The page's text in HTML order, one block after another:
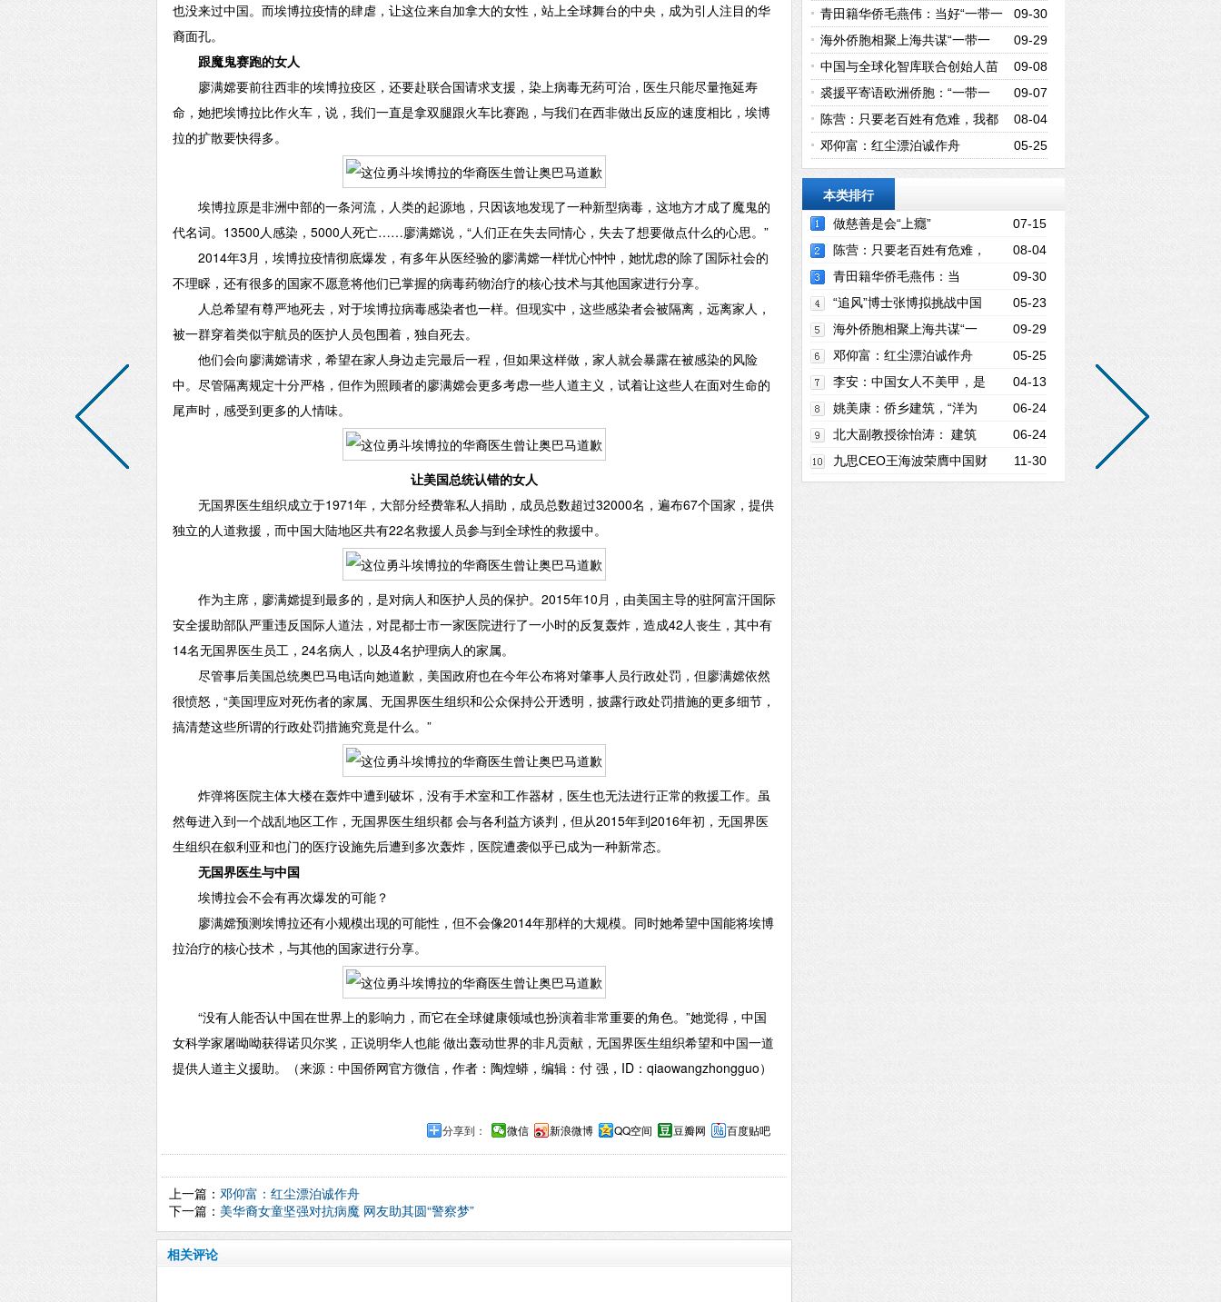
也没来过中国。而埃博拉疫情的肆虐，让这位来自加拿大的女性，站上全球舞台的中央，成为引人注目的华
裔面孔。
跟魔鬼赛跑的女人
廖满嫦要前往西非的埃博拉疫区，还要赴联合国请求支援，染上病毒无药可治，医生只能尽量拖延寿
命，她把埃博拉比作火车，说，我们一直是拿双腿跟火车比赛跑，与我们在西非做出反应的速度相比，埃博
拉的扩散要快得多。
埃博拉原是非洲中部的一条河流，人类的起源地，只因该地发现了一种新型病毒，这地方才成了魔鬼的
代名词。13500人感染，5000人死亡……廖满嫦说，“人们正在失去同情心，失去了想要做点什么的心思。”
2014年3月，埃博拉疫情彻底爆发，有多年从医经验的廖满嫦一样忧心忡忡，她忧虑的除了国际社会的
不理睬，还有很多的国家不愿意将他们已掌握的病毒药物治疗的核心技术与其他国家进行分享。
人总希望有尊严地死去，对于埃博拉病毒感染者也一样。但现实中，这些感染者会被隔离，远离家人，
被一群穿着类似宇航员的医护人员包围着，独自死去。
他们会向廖满嫦请求，希望在家人身边走完最后一程，但如果这样做，家人就会暴露在被感染的风险
中。尽管隔离规定十分严格，但作为照顾者的廖满嫦会更多考虑一些人道主义，试着让这些人在面对生命的
尾声时，感受到更多的人情味。
让美国总统认错的女人
无国界医生组织成立于1971年，大部分经费靠私人捐助，成员总数超过32000名，遍布67个国家，提供
独立的人道救援，而中国大陆地区共有22名救援人员参与到全球性的救援中。
作为主席，廖满嫦提到最多的，是对病人和医护人员的保护。2015年10月，由美国主导的驻阿富汗国际
安全援助部队严重违反国际人道法，对昆都士市一家医院进行了一小时的反复轰炸，造成42人丧生，其中有
14名无国界医生员工，24名病人，以及4名护理病人的家属。
尽管事后美国总统奥巴马电话向她道歉，美国政府也在今年公布将对肇事人员行政处罚，但廖满嫦依然
很愤怒，“美国理应对死伤者的家属、无国界医生组织和公众保持公开透明，披露行政处罚措施的更多细节，
搞清楚这些所谓的行政处罚措施究竟是什么。”
炸弹将医院主体大楼在轰炸中遭到破坏，没有手术室和工作器材，医生也无法进行正常的救援工作。虽
然每进入到一个战乱地区工作，无国界医生组织都 会与各利益方谈判，但从2015年到2016年初，无国界医
生组织在叙利亚和也门的医疗设施先后遭到多次轰炸，医院遭袭似乎已成为一种新常态。
无国界医生与中国
埃博拉会不会有再次爆发的可能？
廖满嫦预测埃博拉还有小规模出现的可能性，但不会像2014年那样的大规模。同时她希望中国能将埃博
拉治疗的核心技术，与其他的国家进行分享。
“没有人能否认中国在世界上的影响力，而它在全球健康领域也扮演着非常重要的角色。”她觉得，中国
女科学家屠呦呦获得诺贝尔奖，正说明华人也能 做出轰动世界的非凡贡献，无国界医生组织希望和中国一道
提供人道主义援助。（来源：中国侨网官方微信，作者：陶煌蟒，编辑：付 强，ID：qiaowangzhongguo）
分享到： 微信 新浪微博 QQ空间 豆瓣网 百度贴吧
上一篇： 邓仰富：红尘漂泊诚作舟
下一篇： 美华裔女童坚强对抗病魔 网友助其圆“警察梦”
相关评论
路”机遇 09-30
青田籍华侨毛燕伟：当好“一带一
路”上的“搬运工” 09-29
海外侨胞相聚上海共谋“一带一
路”“家门口”的商机 09-08
中国与全球化智库联合创始人苗
绿：“一带一路”倡议需要全球化人才09-07
裘援平寄语欧洲侨胞：“一带一
路”建设 侨胞大有可为 08-04
陈营：只要老百姓有危难，我都
会挺身而出！ 05-25
邓仰富：红尘漂泊诚作舟
本类排行
07-15
做慈善是会“上癮”
08-04
陈营：只要老百姓有危难，
我都会挺身而出！ 09-30
青田籍华侨毛燕伟：当
好“一带一路”上的“搬运工” 05-23
“追风”博士张博拟挑战中国
首次自驾环球飞行 09-29
海外侨胞相聚上海共谋“一
带一路”“家门口”的商机 05-25
邓仰富：红尘漂泊诚作舟
04-13
李安：中国女人不美甲，是
中国男人的悲哀！ 06-24
姚美康：侨乡建筑，“洋为
中用”的典范 06-24
北大副教授徐怡涛： 建筑
创作，应植根于自身文化 11-30
九思CEO王海波荣膺中国财
经峰会“2017新经济年度人物”